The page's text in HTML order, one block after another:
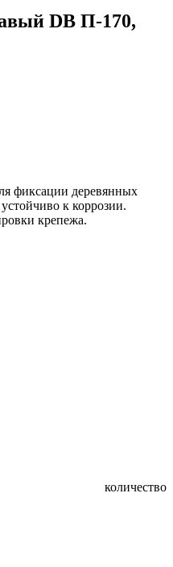
DB П-170,
фиксации деревянных
к коррозии.
крепежа.
количество